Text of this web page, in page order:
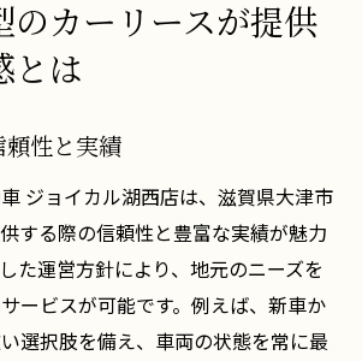
のカーリースが提供
とは
性と実績
ジョイカル湖西店は、滋賀県大津市
する際の信頼性と豊富な実績が魅力
た運営方針により、地元のニーズを
ービスが可能です。例えば、新車か
選択肢を備え、車両の状態を常に最